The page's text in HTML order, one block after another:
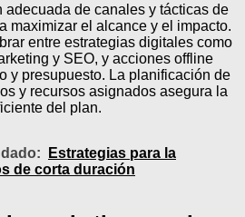
adecuada de canales y tácticas de
maximizar el alcance y el impacto.
entre estrategias digitales como
y SEO, y acciones offline
y presupuesto. La planificación de
y recursos asignados asegura la
del plan.
Estrategias para la
de corta duración